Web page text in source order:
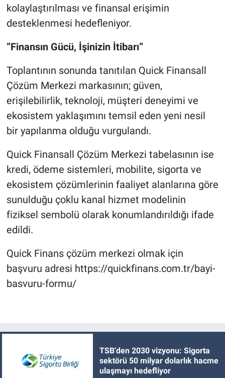
kolaylaştırılması ve finansal erişimin
desteklenmesi hedefleniyor.
“Finansın Gücü, İşinizin İtibarı”
Toplantının sonunda tanıtılan Quick Finansall
Çözüm Merkezi markasının; güven,
erişilebilirlik, teknoloji, müşteri deneyimi ve
ekosistem yaklaşımını temsil eden yeni nesil
bir yapılanma olduğu vurgulandı.
Quick Finansall Çözüm Merkezi tabelasının ise
kredi, ödeme sistemleri, mobilite, sigorta ve
ekosistem çözümlerinin faaliyet alanlarına göre
sunulduğu çoklu kanal hizmet modelinin
fiziksel sembolü olarak konumlandırıldığı ifade
edildi.
Quick Finans çözüm merkezi olmak için
başvuru adresi https://quickfinans.com.tr/bayi-
basvuru-formu/
TSB’den 2030 vizyonu: Sigorta
sektörü 50 milyar dolarlık hacme
ulaşmayı hedefliyor